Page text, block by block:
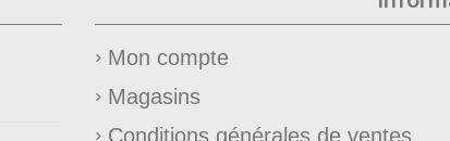
Mon compte
Magasins
Conditions générales de ventes